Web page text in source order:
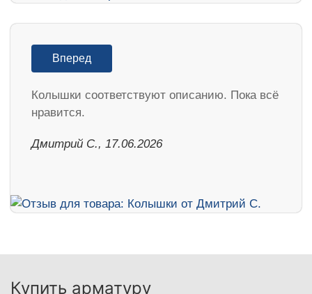
Вперед
Колышки соответствуют описанию. Пока всё
нравится.
Дмитрий С., 17.06.2026
Купить арматуру